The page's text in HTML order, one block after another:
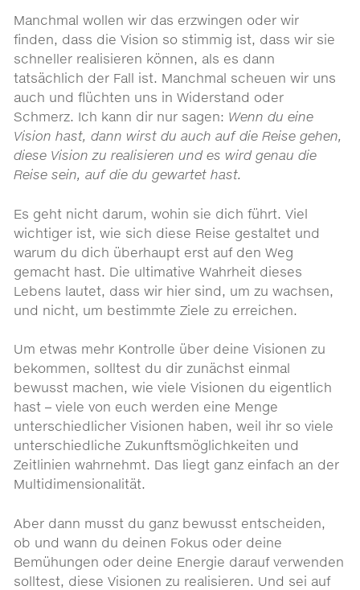
Manchmal wollen wir das erzwingen oder wir
finden, dass die Vision so stimmig ist, dass wir sie
schneller realisieren können, als es dann
tatsächlich der Fall ist. Manchmal scheuen wir uns
auch und flüchten uns in Widerstand oder
Schmerz. Ich kann dir nur sagen: Wenn du eine
Vision hast, dann wirst du auch auf die Reise gehen,
diese Vision zu realisieren und es wird genau die
Reise sein, auf die du gewartet hast.
Es geht nicht darum, wohin sie dich führt. Viel
wichtiger ist, wie sich diese Reise gestaltet und
warum du dich überhaupt erst auf den Weg
gemacht hast. Die ultimative Wahrheit dieses
Lebens lautet, dass wir hier sind, um zu wachsen,
und nicht, um bestimmte Ziele zu erreichen.
Um etwas mehr Kontrolle über deine Visionen zu
bekommen, solltest du dir zunächst einmal
bewusst machen, wie viele Visionen du eigentlich
hast – viele von euch werden eine Menge
unterschiedlicher Visionen haben, weil ihr so viele
unterschiedliche Zukunftsmöglichkeiten und
Zeitlinien wahrnehmt. Das liegt ganz einfach an der
Multidimensionalität.
Aber dann musst du ganz bewusst entscheiden,
ob und wann du deinen Fokus oder deine
Bemühungen oder deine Energie darauf verwenden
solltest, diese Visionen zu realisieren. Und sei auf